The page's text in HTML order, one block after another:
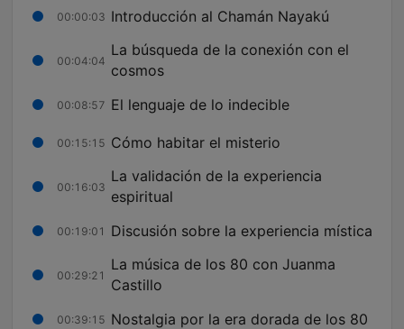
00:00:03 Introducción al Chamán Nayakú
00:04:04
La búsqueda de la conexión con el
cosmos
00:08:57 El lenguaje de lo indecible
00:15:15 Cómo habitar el misterio
00:16:03
La validación de la experiencia
espiritual
00:19:01 Discusión sobre la experiencia mística
00:29:21
La música de los 80 con Juanma
Castillo
00:39:15 Nostalgia por la era dorada de los 80